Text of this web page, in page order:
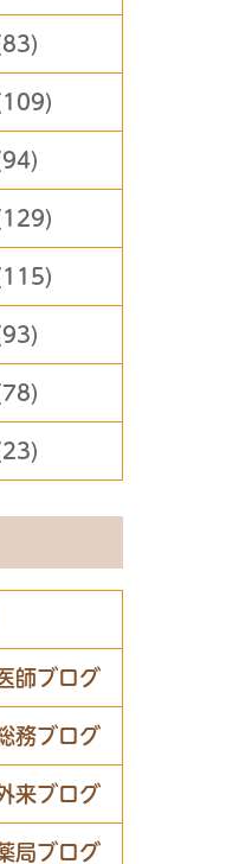
師ブログ
務ブログ
来ブログ
局ブログ